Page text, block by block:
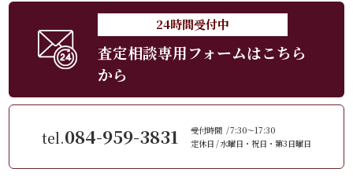
24時間受付中
査定相談専用フォームはこちら
から
tel.084-959-3831 受付時間
7:30～17:30
定休日 水曜日・祝日・第3日曜日